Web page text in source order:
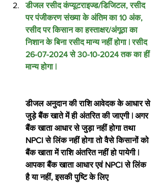
डीजल रसीद कंप्यूटराइज्ड/डिजिटल, रसीद
पर पंजीकरण संख्या के अंतिम का 10 अंक,
रसीद पर किसान का हस्ताक्षर/अंगूठा का
निशान के बिना रसीद मान्य नहीं होगा | रसीद
26-07-2024 से 30-10-2024 तक का हीं
मान्य होगा |
डीजल अनुदान की राशि आवेदक के आधार से
जुड़े बैंक खाते में ही अंतरित की जाएगी | अगर
बैंक खाता आधार से जुड़ा नहीं होगा तथा
NPCI से लिंक नहीं होगा तो वैसे किसानों को
बैंक खाता में राशि अंतरित नहीं हो पायेगी |
आपका बैंक खाता आधार एवं NPCI से लिंक
है या नहीं, इसकी पुष्टि के लिए